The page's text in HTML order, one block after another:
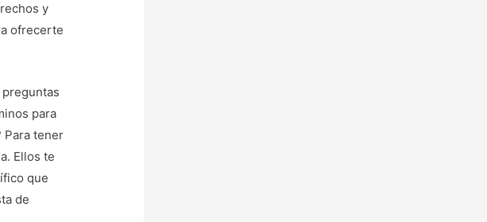
y
ofrecerte
para
Para tener
Ellos te
que
de